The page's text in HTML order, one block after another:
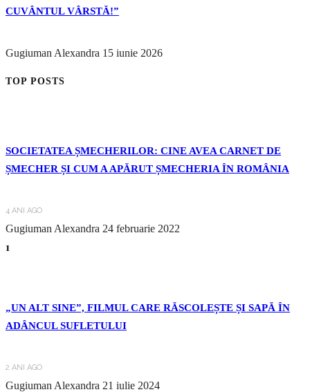
CUVÂNTUL VÂRSTĂ!”
Gugiuman Alexandra 15 iunie 2026
TOP POSTS
SOCIETATEA ȘMECHERILOR: CINE AVEA CARNET DE
ȘMECHER ȘI CUM A APĂRUT ȘMECHERIA ÎN ROMÂNIA
4 ANI AGO
Gugiuman Alexandra 24 februarie 2022
1
„UN ALT SINE”, FILMUL CARE RĂSCOLEȘTE ȘI SAPĂ ÎN
ADÂNCUL SUFLETULUI
2 ANI AGO
Gugiuman Alexandra 21 iulie 2024